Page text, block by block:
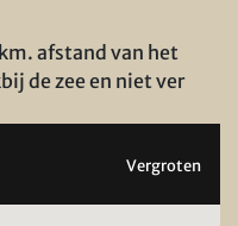
afstand van het
de zee en niet ver
Vergroten